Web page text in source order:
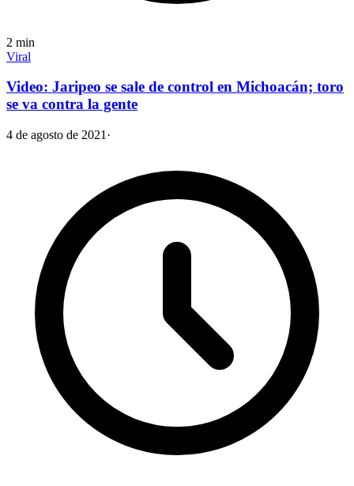
2 min
Viral
Video: Jaripeo se sale de control en Michoacán; toro
se va contra la gente
4 de agosto de 2021 ·